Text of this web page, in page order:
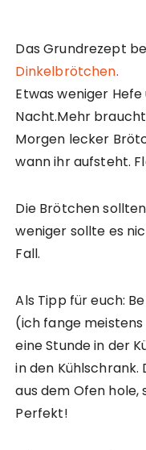
Das Grundrezept
Dinkelbrötchen.
Etwas weniger
Nacht.Mehr
Morgen lecker
wann ihr aufsteht.
Die Brötchen
weniger sollte es
Fall.
Als Tipp für euch:
(ich fange meistens
eine Stunde in der
in den Kühlschrank.
aus dem Ofen hole,
Perfekt!